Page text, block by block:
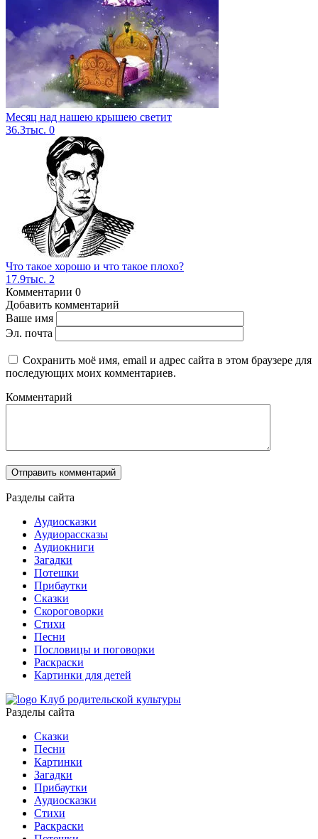
Месяц над нашею крышею светит
36.3тыс. 0
Что такое хорошо и что такое плохо?
17.9тыс. 2
Комментарии 0
Добавить комментарий
Ваше имя
Эл. почта
Сохранить моё имя, email и адрес сайта в этом браузере для
последующих моих комментариев.
Комментарий
Разделы сайта
Аудиосказки
Аудиорассказы
Аудиокниги
Загадки
Потешки
Прибаутки
Сказки
Скороговорки
Стихи
Песни
Пословицы и поговорки
Раскраски
Картинки для детей
Клуб родительской культуры
Разделы сайта
Сказки
Песни
Картинки
Загадки
Прибаутки
Аудиосказки
Стихи
Раскраски